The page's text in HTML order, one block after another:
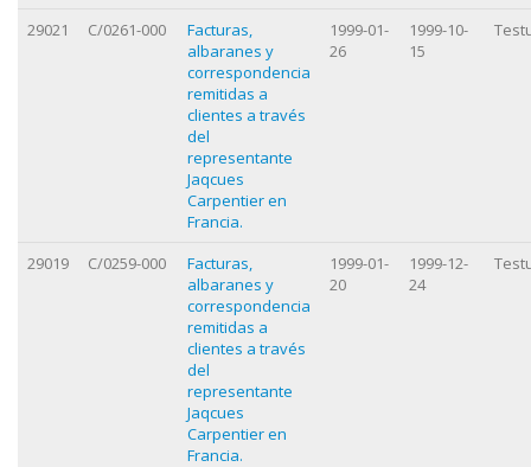
29021 C/0261-000
Facturas,
albaranes y
correspondencia
remitidas a
clientes a través
del
representante
Jaqcues
Carpentier en
Francia.
1999-01-
26
1999-10-
15
29019 C/0259-000
Facturas,
albaranes y
correspondencia
remitidas a
clientes a través
del
representante
Jaqcues
Carpentier en
Francia.
1999-01-
20
1999-12-
24